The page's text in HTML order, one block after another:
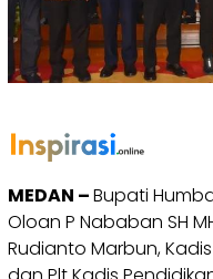
MEDAN –Bupati
Oloan P Nababan SH
Rudianto Marbun,